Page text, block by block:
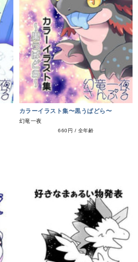
カラーイラスト集〜黒うぱどら〜
幻竜一夜
660円 / 全年齢